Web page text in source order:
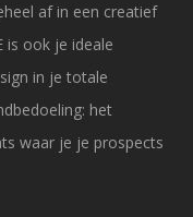
af in een creatief
is ook je ideale
in je totale
het
waar je je prospects